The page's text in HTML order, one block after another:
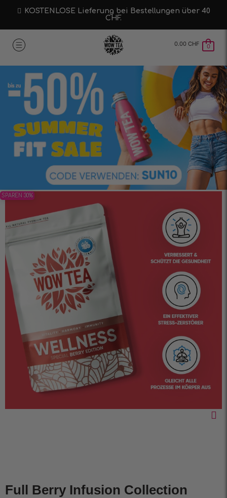
KOSTENLOSE Lieferung bei Bestellungen über 40
CHF.
0.00 CHF 0
SPAREN 30%
Full Berry Infusion Collection